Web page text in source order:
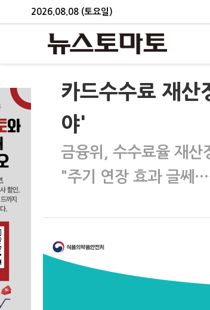
2026.08.08 (토요일)
카드수수료 재산
야'
금융위, 수수료율 재
"주기 연장 효과 글쎄